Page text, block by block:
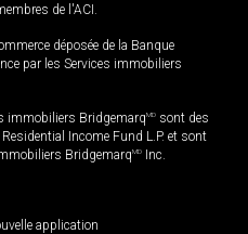
de l'ACI.
déposée de la Banque
par les Services immobiliers
immobiliers BridgemarqMD sont des
Income Fund L.P. et sont
BridgemarqMD Inc.
application